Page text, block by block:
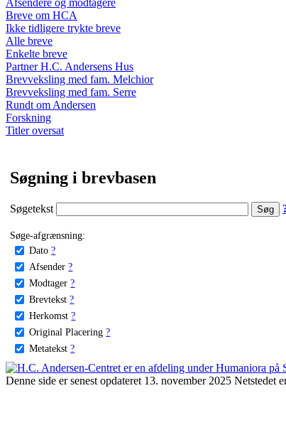
Breve om HCA
Ikke tidligere trykte breve
Alle breve
Enkelte breve
Partner H.C. Andersens Hus
Brevveksling med fam. Melchior
Brevveksling med fam. Serre
Rundt om Andersen
Forskning
Titler oversat
Søgning i brevbasen
Søgetekst
Søge-afgrænsning:
Dato ?
Afsender ?
Modtager ?
Brevtekst ?
Herkomst ?
Original Placering ?
Metatekst ?
Denne side er senest opdateret 13. november 2025 Netstedet